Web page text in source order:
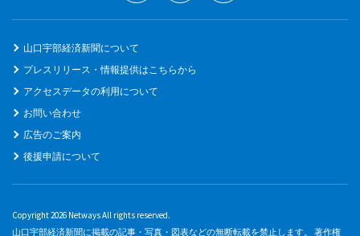
山口宇部経済新聞について
プレスリリース・情報提供はこちらから
アクセスデータの利用について
お問い合わせ
広告のご案内
後援申請について
Copyright 2026 Netways All rights reserved.
山口宇部経済新聞に掲載の記事・写真・図表などの無断転載を禁止します。 著作権